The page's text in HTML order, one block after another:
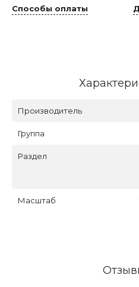
Способы оплаты
Производитель
Группа
Раздел
Масштаб